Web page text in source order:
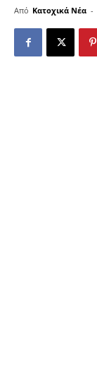
Από Κατοχικά Νέα -